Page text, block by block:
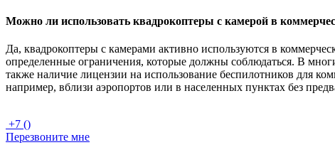
Можно ли использовать квадрокоптеры с камерой в
Да, квадрокоптеры с камерами активно используются в
определенные ограничения, которые должны соблюдаться. В
также наличие лицензии на использование беспилотников для
например, вблизи аэропортов или в населенных пунктах без
+7 ()
Перезвоните мне